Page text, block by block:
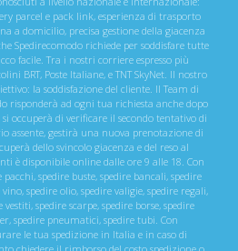
parcel e pack link, esperienza di trasporto
a domicilio, precisa gestione della giacenza
Spedirecomodo richiede per soddisfare tutte
facile. Tra i nostri corriere espresso più
BRT, Poste Italiane, e TNT SkyNet. Il nostro
la soddisfazione del cliente. Il Team di
risponderà ad ogni tua richiesta anche dopo
occuperà di verificare il secondo tentativo di
assente, gestirà una nuova prenotazione di
dello svincolo giacenza e del reso al
è disponibile online dalle ore 9 alle 18. Con
spedire buste, spedire bancali, spedire
spedire olio, spedire valigie, spedire regali,
spedire scarpe, spedire borse, spedire
spedire pneumatici, spedire tubi. Con
le tua spedizione in Italia e in caso di